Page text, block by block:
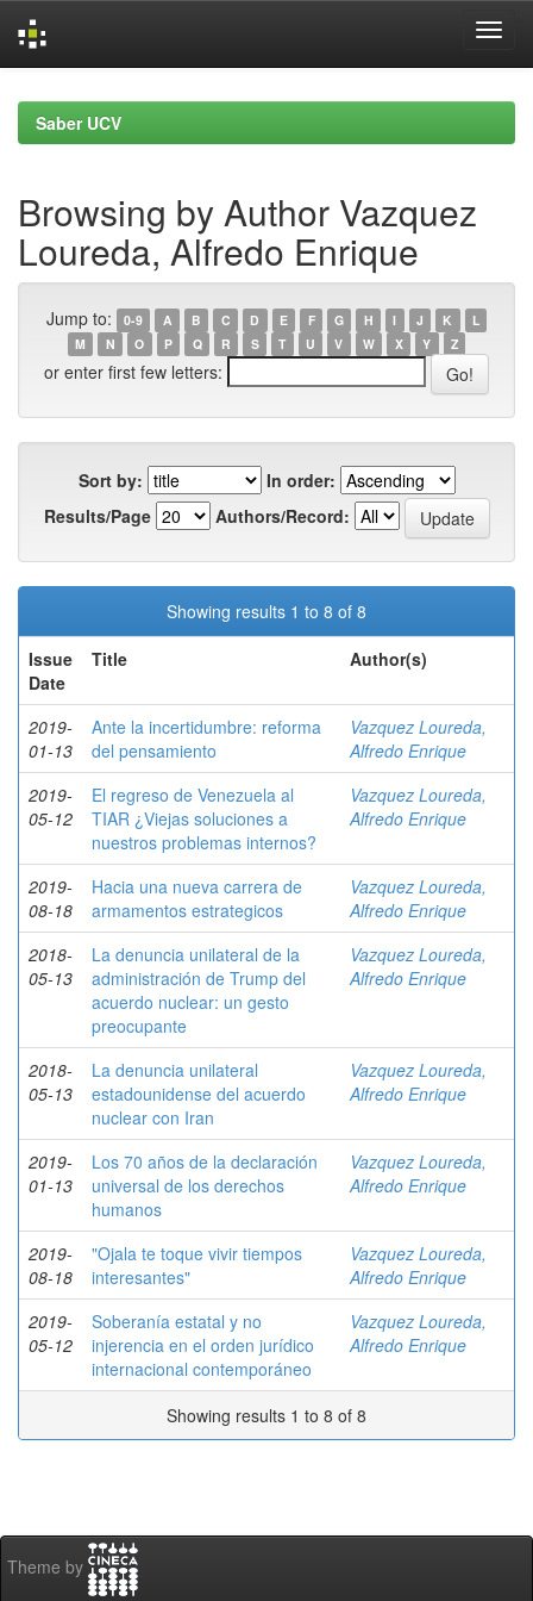
navigationSaber UCV
Browsing by Author Vazquez
Loureda, Alfredo Enrique
Jump to: 0-9 A B C D E F G H I J K
L
M
N O P Q R S T U V W X Y Z
or enter first few letters:
Sort by:
In order:
Results/Page
Authors/Record:
Showing results 1 to 8 of 8
Issue
Date
Title Author(s)
2019-
01-13
Ante la incertidumbre: reforma
del pensamiento
Vazquez Loureda,
Alfredo Enrique
2019-
05-12
El regreso de Venezuela al
TIAR ¿Viejas soluciones a
nuestros problemas internos?
Vazquez Loureda,
Alfredo Enrique
2019-
08-18
Hacia una nueva carrera de
armamentos estrategicos
Vazquez Loureda,
Alfredo Enrique
2018-
05-13
La denuncia unilateral de la
administración de Trump del
acuerdo nuclear: un gesto
preocupante
Vazquez Loureda,
Alfredo Enrique
2018-
05-13
La denuncia unilateral
estadounidense del acuerdo
nuclear con Iran
Vazquez Loureda,
Alfredo Enrique
2019-
01-13
Los 70 años de la declaración
universal de los derechos
humanos
Vazquez Loureda,
Alfredo Enrique
2019-
08-18
"Ojala te toque vivir tiempos
interesantes"
Vazquez Loureda,
Alfredo Enrique
2019-
05-12
Soberanía estatal y no
injerencia en el orden jurídico
internacional contemporáneo
Vazquez Loureda,
Alfredo Enrique
Showing results 1 to 8 of 8
Theme by